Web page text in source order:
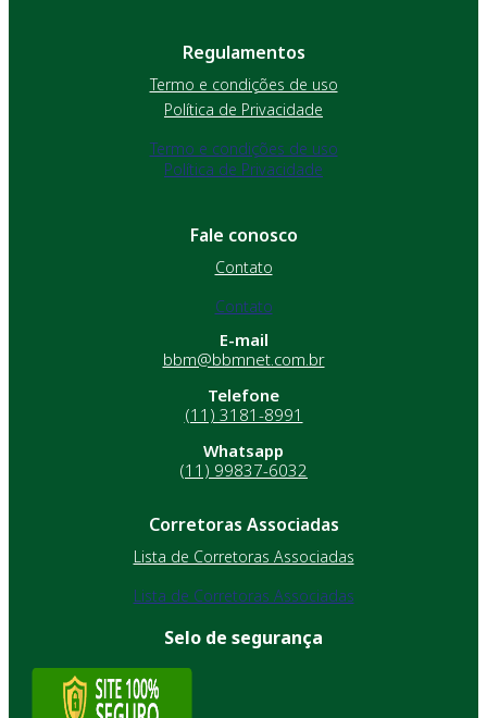
Regulamentos
Termo e condições de uso
Política de Privacidade
Termo e condições de uso
Política de Privacidade
Fale conosco
Contato
Contato
E-mail
bbm@bbmnet.com.br
Telefone
(11) 3181-8991
Whatsapp
(11) 99837-6032
Corretoras Associadas
Lista de Corretoras Associadas
Lista de Corretoras Associadas
Selo de segurança